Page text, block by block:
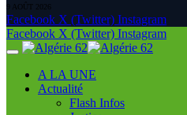
9 AOÛT 2026
Facebook X (Twitter) Instagram
Facebook X (Twitter) Instagram
A LA UNE
Actualité
Flash Infos